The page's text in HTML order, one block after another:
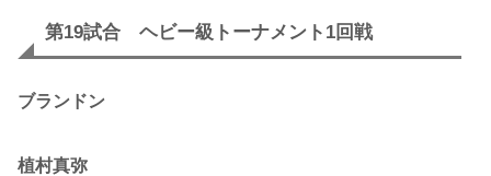
第19試合 ヘビー級トーナメント1回戦
ブランドン
植村真弥